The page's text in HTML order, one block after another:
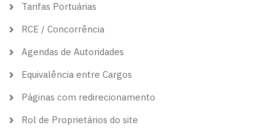
Tarifas Portuárias
RCE / Concorrência
Agendas de Autoridades
Equivalência entre Cargos
Páginas com redirecionamento
Rol de Proprietários do site